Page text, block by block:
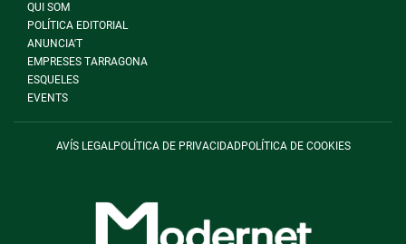
QUI SOM
POLÍTICA EDITORIAL
ANUNCIA'T
EMPRESES TARRAGONA
ESQUELES
EVENTS
AVÍS LEGALPOLÍTICA DE PRIVACIDADPOLÍTICA DE COOKIES